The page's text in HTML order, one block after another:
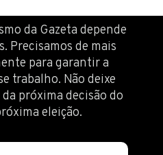
da Gazeta depende
Precisamos de mais
para garantir a
trabalho. Não deixe
próxima decisão do
eleição.